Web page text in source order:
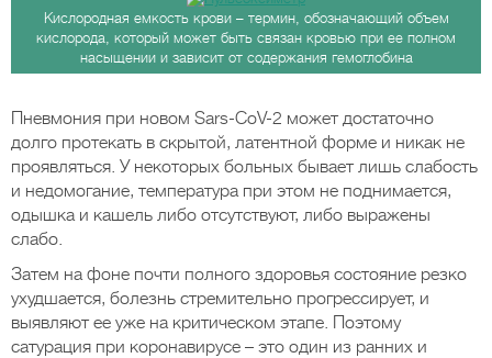
Кислородная емкость крови – термин, обозначающий объем
кислорода, который может быть связан кровью при ее полном
насыщении и зависит от содержания гемоглобина
Пневмония при новом Sars-CoV-2 может достаточно
долго протекать в скрытой, латентной форме и никак не
проявляться. У некоторых больных бывает лишь слабость
и недомогание, температура при этом не поднимается,
одышка и кашель либо отсутствуют, либо выражены
слабо.
Затем на фоне почти полного здоровья состояние резко
ухудшается, болезнь стремительно прогрессирует, и
выявляют ее уже на критическом этапе. Поэтому
сатурация при коронавирусе – это один из ранних и